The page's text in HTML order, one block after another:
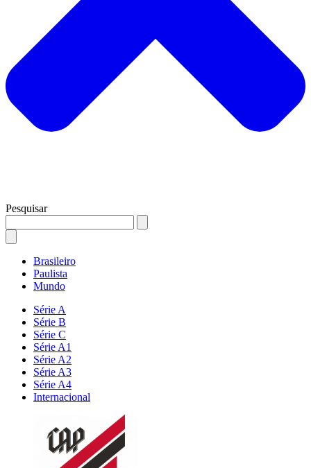
Pesquisar
Brasileiro
Paulista
Mundo
Série A
Série B
Série C
Série A1
Série A2
Série A3
Série A4
Internacional